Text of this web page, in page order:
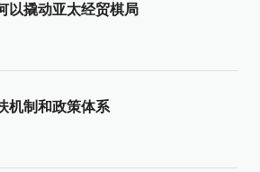
以撬动亚太经贸棋局
机制和政策体系